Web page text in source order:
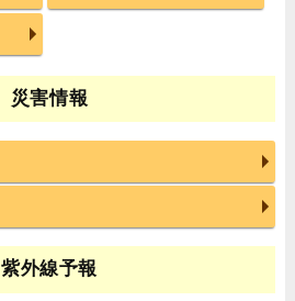
災害情報
紫外線予報